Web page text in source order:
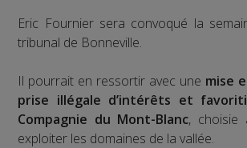
Eric Fournier sera convoqué la
tribunal de Bonneville.
Il pourrait en ressortir avec une mise
prise illégale d’intérêts et
Compagnie du Mont-Blanc, choisie
exploiter les domaines de la vallée.